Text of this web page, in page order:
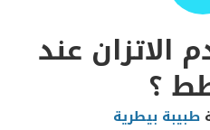
الاتزان عند
؟
طبيبة بيطرية